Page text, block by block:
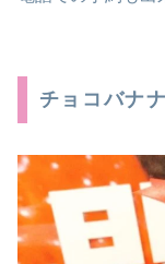
チョコバナ